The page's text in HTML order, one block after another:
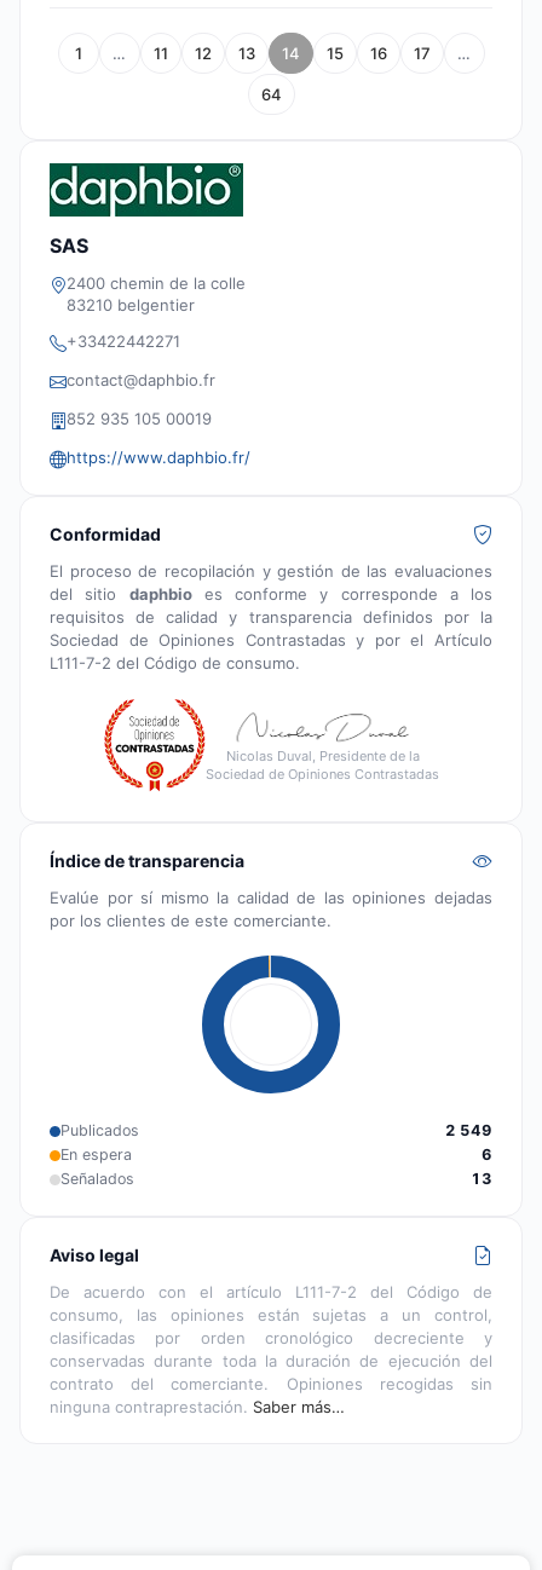
1 … 11 12 13 14 15 16 17 …
64
SAS
2400 chemin de la colle
83210 belgentier
+33422442271
contact@daphbio.fr
852 935 105 00019
https://www.daphbio.fr/
Conformidad
El proceso de recopilación y gestión de las evaluaciones
del sitio daphbioes conforme y corresponde a los
requisitos de calidad y transparencia definidos por la
Sociedad de Opiniones Contrastadas y por el Artículo
L111-7-2 del Código de consumo.
Nicolas Duval, Presidente de la
Sociedad de Opiniones Contrastadas
Índice de transparencia
Evalúe por sí mismo la calidad de las opiniones dejadas
por los clientes de este comerciante.
Publicados
2 549
En espera
6
Señalados
13
Aviso legal
De acuerdo con el artículo L111-7-2 del Código de
consumo, las opiniones están sujetas a un control,
clasificadas por orden cronológico decreciente y
conservadas durante toda la duración de ejecución del
contrato del comerciante. Opiniones recogidas sin
ninguna contraprestación. Saber más…